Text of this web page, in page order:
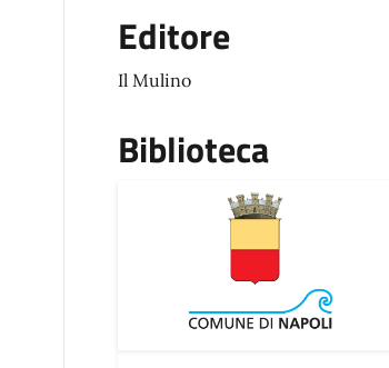
Editore
Il Mulino
Biblioteca